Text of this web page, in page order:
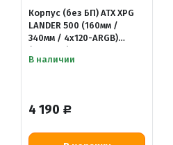
Корпус (без БП) ATX XPG
LANDER 500 (160мм /
340мм / 4х120-ARGB)
В наличии
4 190 Р